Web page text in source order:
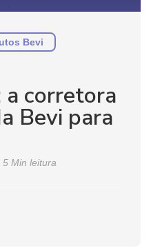
Bevi
a corretora
Bevi para
5 Min leitura